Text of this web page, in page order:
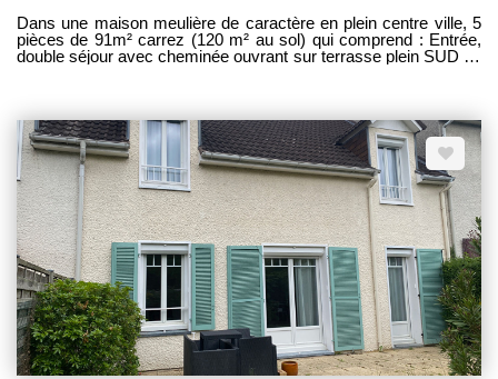
Dans une maison meulière de caractère en plein centre ville, 5
pièces de 91m² carrez (120 m² au sol) qui comprend : Entrée,
double séjour avec cheminée ouvrant sur terrasse plein SUD de
cave à vins Grand garage de 47m² pouvant recevoir 2 véhicules
+ rangement. Son parquet chêne, sa hauteur sous plafond et
ses moulures lui donnent beaucoup de cachet. Pas de charge.
Double vitrage. Chauffage gaz. TOUTES COMMODITES SUR
PLACE (école, commerce et accès gare). PAS DE TRAVAUX à
prévoir. Excellent compromis entre appartement et maison, ce
bien atypique saura sans doute vous séduire. Uniquement chez
PM IMMOBILIER ----------- HONORAIRES CHARGE
ACQUEREUR -------------- PRIX 397 500 EUROS TTC
HONORAIRES D 'AGENCE INCLUS. Prix hors honoraires :
386 000 euros. Honoraires agence 11 500 euros TTC soit
2.98% du prix hors honoraires